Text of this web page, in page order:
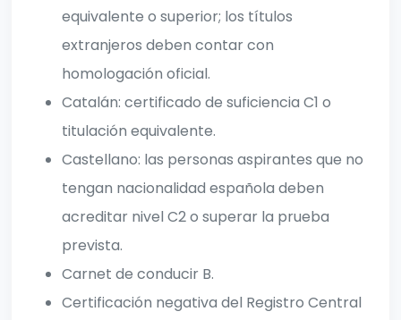
equivalente o superior; los títulos
extranjeros deben contar con
homologación oficial.
Catalán: certificado de suficiencia C1 o
titulación equivalente.
Castellano: las personas aspirantes que no
tengan nacionalidad española deben
acreditar nivel C2 o superar la prueba
prevista.
Carnet de conducir B.
Certificación negativa del Registro Central